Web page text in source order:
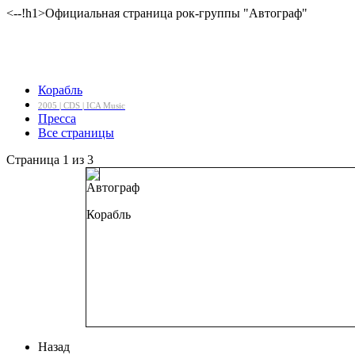
<--!h1>Официальная страница рок-группы "Автограф"
Корабль
2005 | CDS | ICA Music
Пресса
Все страницы
Страница 1 из 3
Автограф
Корабль
Назад